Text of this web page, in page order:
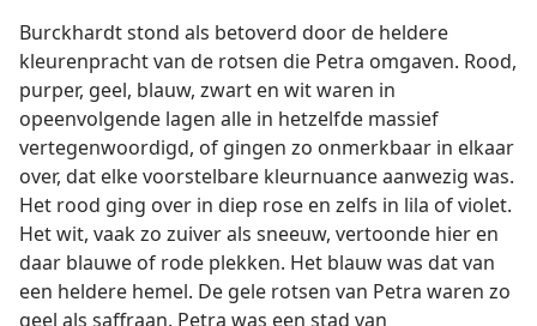
Burckhardt stond als betoverd door de heldere
kleurenpracht van de rotsen die Petra omgaven. Rood,
purper, geel, blauw, zwart en wit waren in
opeenvolgende lagen alle in hetzelfde massief
vertegenwoordigd, of gingen zo onmerkbaar in elkaar
over, dat elke voorstelbare kleurnuance aanwezig was.
Het rood ging over in diep rose en zelfs in lila of violet.
Het wit, vaak zo zuiver als sneeuw, vertoonde hier en
daar blauwe of rode plekken. Het blauw was dat van
een heldere hemel. De gele rotsen van Petra waren zo
geel als saffraan. Petra was een stad van